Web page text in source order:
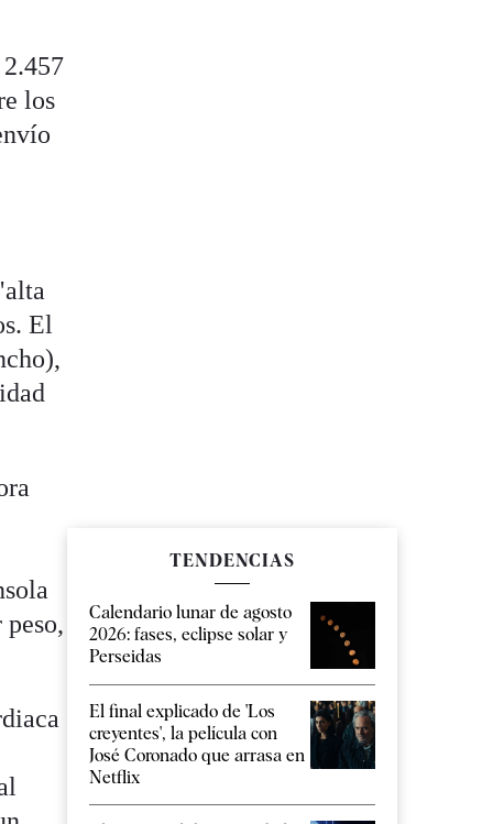
los
El
TENDENCIAS
Calendario lunar de agosto
2026: fases, eclipse solar y
Perseidas
El final explicado de 'Los
creyentes', la película con
José Coronado que arrasa en
Netflix